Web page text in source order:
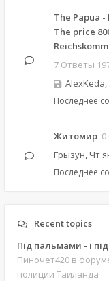
The Papua
The price
7 Ответы
AlexKeda,
Последнее
Житомир
Грызун, Чт
Последнее
Recent topics
Під пальмами - і
Пиночет420 в
полиции Таиланда